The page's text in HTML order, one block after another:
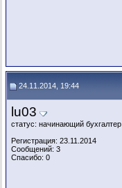
24.11.2014, 19:44
lu03
статус: начинающий бухгалтер
Регистрация: 23.11.2014
Сообщений: 3
Спасибо: 0